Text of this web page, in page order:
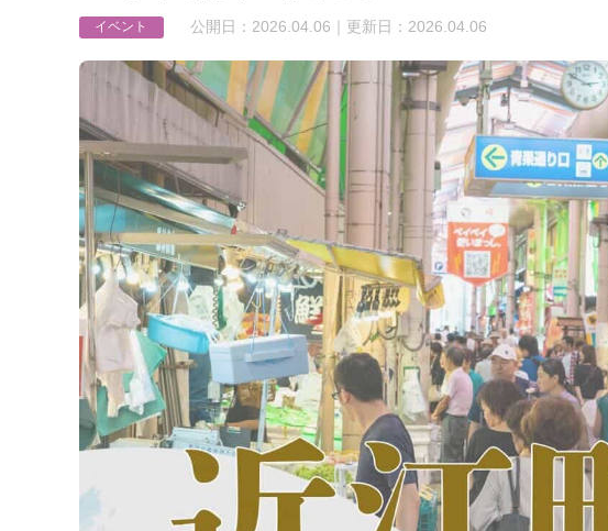
イベント 公開日：2026.04.06｜更新日：2026.04.06